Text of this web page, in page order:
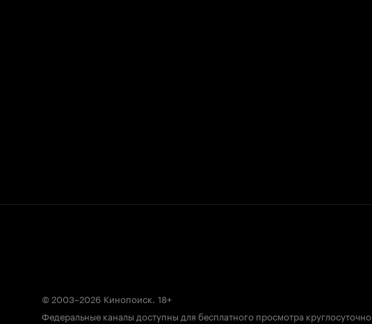
© 2003–2026 Кинопоиск. 18+
Федеральные каналы доступны для бесплатного просмотра круглосуточно